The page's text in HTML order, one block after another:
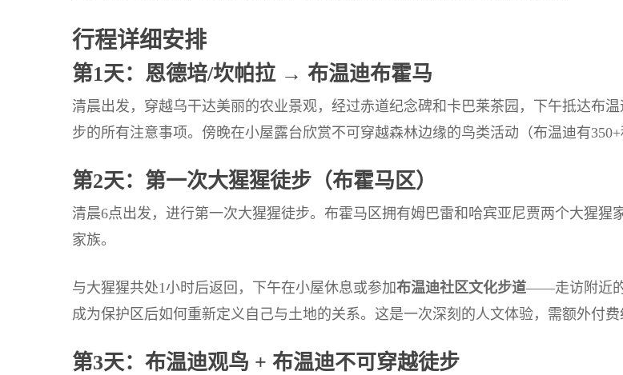
行程详细安排
第1天：恩德培/坎帕拉 → 布温迪布霍马
清晨出发，穿越乌干达美丽的农业景观，经过赤道纪念碑和卡巴莱茶园，下午抵达布
步的所有注意事项。傍晚在小屋露台欣赏不可穿越森林边缘的鸟类活动（布温迪有
第2天：第一次大猩猩徒步（布霍马区）
清晨6点出发，进行第一次大猩猩徒步。布霍马区拥有姆巴雷和哈宾亚尼贾两个大猩
家族。
与大猩猩共处1小时后返回，下午在小屋休息或参加布温迪社区文化步道——走访附近的
成为保护区后如何重新定义自己与土地的关系。这是一次深刻的人文体验，需额外付费
第3天：布温迪观鸟 + 布温迪不可穿越徒步